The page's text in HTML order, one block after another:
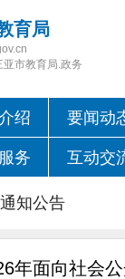
育局
亚市教育局.政务
绍 要闻动
务 互动交
通知公告
年面向社会